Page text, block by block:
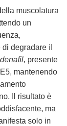
muscolatura
un
degradare il
, presente
mantenendo
Il risultato è
ma
solo in